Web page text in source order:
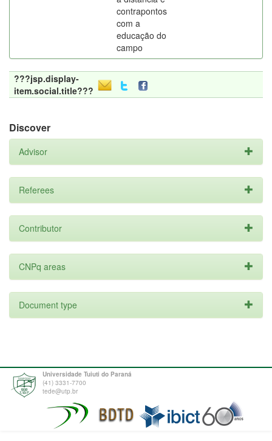
contrapontos
com a
educação do
campo
???jsp.display-
item.social.title???
Discover
Advisor
Referees
Contributor
CNPq areas
Document type
Universidade Tuiuti do Paraná
(41) 3331-7700
tede@utp.br